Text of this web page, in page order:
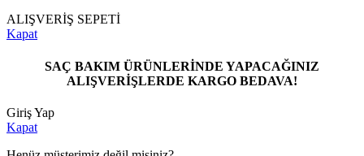
ALIŞVERİŞ SEPETİ
Kapat
SAÇ BAKIM ÜRÜNLERİNDE YAPACAĞINIZ
ALIŞVERİŞLERDE KARGO BEDAVA!
Giriş Yap
Kapat